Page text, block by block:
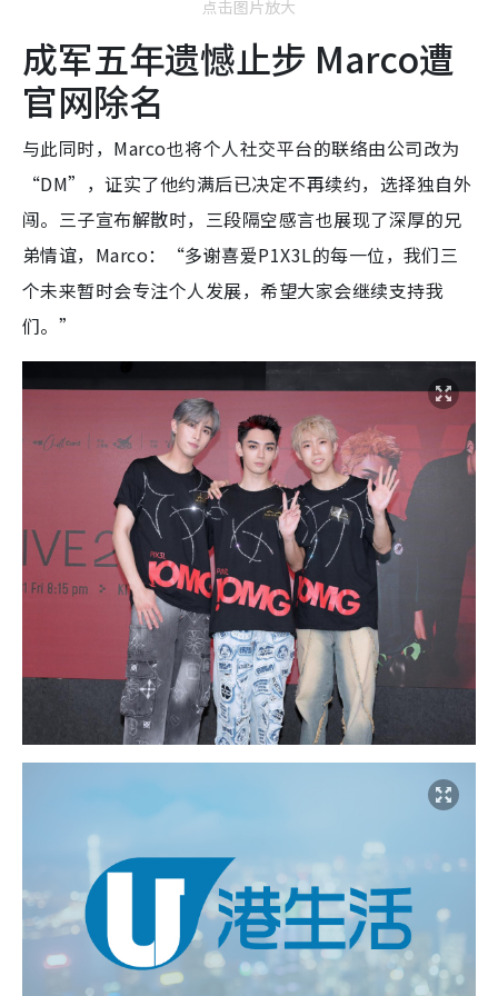
点击图片放大
成军五年遗憾止步 Marco遭
官网除名
与此同时，Marco也将个人社交平台的联络由公司改为
“DM”，证实了他约满后已决定不再续约，选择独自外
闯。三子宣布解散时，三段隔空感言也展现了深厚的兄
弟情谊，Marco：“多谢喜爱P1X3L的每一位，我们三
个未来暂时会专注个人发展，希望大家会继续支持我
们。”